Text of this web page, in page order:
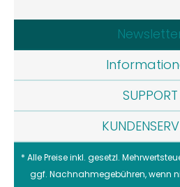
SUPPORT
* Alle Preise inkl. gesetzl.
ggf. Nachnahmegebühren, wenn